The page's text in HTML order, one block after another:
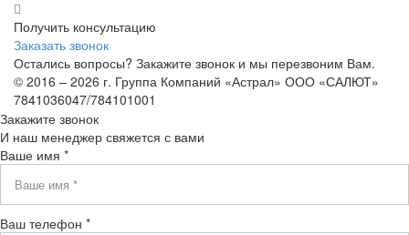
Получить консультацию
Заказать звонок
Остались вопросы? Закажите звонок и мы перезвоним Вам.
© 2016 – 2026 г. Группа Компаний «Астрал» ООО «САЛЮТ»
7841036047/784101001
Закажите звонок
И наш менеджер свяжется с вами
Ваше имя *
Ваш телефон *